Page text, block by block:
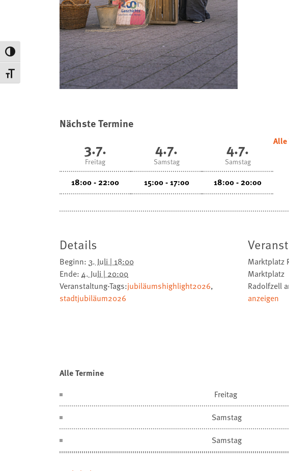
Umschalten auf hohe Kontraste
Schrift vergrößern
Nächste Termine
3.7.
Freitag
18:00 - 22:00
4.7.
Samstag
15:00 - 17:00
4.7.
Samstag
18:00 - 20:00
Alle
Details
Beginn: 3. Juli | 18:00
Ende: 4. Juli | 20:00
Veranstaltung-Tags:jubiläumshighlight2026,
stadtjubiläum2026
Marktplatz
Marktplatz
Radolfzell
anzeigen
Alle Termine
Freitag
Samstag
Samstag